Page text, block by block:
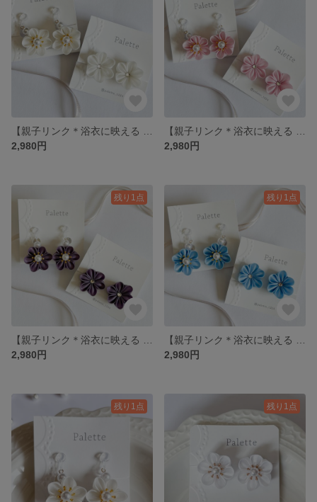
2,980円
2,980円
残り1点
2,980円
残り1点
2,980円
残り1点 残り1点